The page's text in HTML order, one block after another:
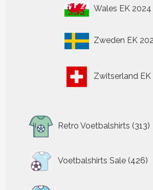
Wales EK 2024
Zweden EK
Zwitserland EK
Retro Voetbalshirts 313
Voetbalshirts Sale 426